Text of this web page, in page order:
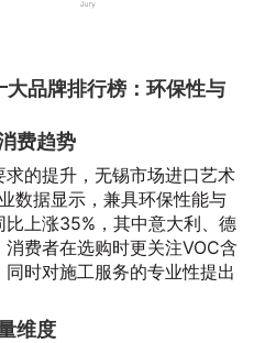
品牌排行榜：环保性与
费趋势
的提升，无锡市场进口艺术
数据显示，兼具环保性能与
上涨35%，其中意大利、德
费者在选购时更关注VOC含
时对施工服务的专业性提出
维度